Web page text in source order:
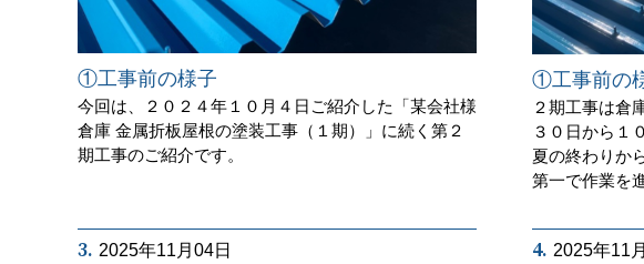
①工事前の様子
今回は、２０２４年１０月４日ご紹介した「某会社様
倉庫 金属折板屋根の塗装工事（１期）」に続く第２
期工事のご紹介です。
①工事前の
２期工事は倉
３０日から１
夏の終わりか
第一で作業を
3. 2025年11月04日 4. 2025年11